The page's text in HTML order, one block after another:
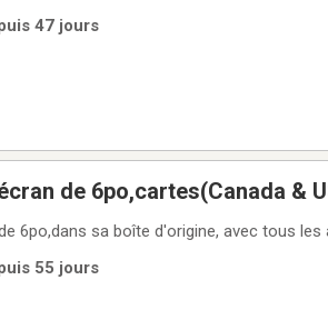
47 jours
de 6po,cartes(Canada &
6po,dans sa boîte d'origine, avec tous
55 jours